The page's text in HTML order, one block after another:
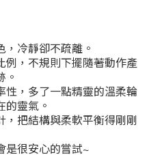
冷靜卻不疏離。
例，不規則下擺隨著動作產
。
性，多了一點精靈的溫柔輪
的靈氣。
把結構與柔軟平衡得剛剛
是很安心的嘗試~